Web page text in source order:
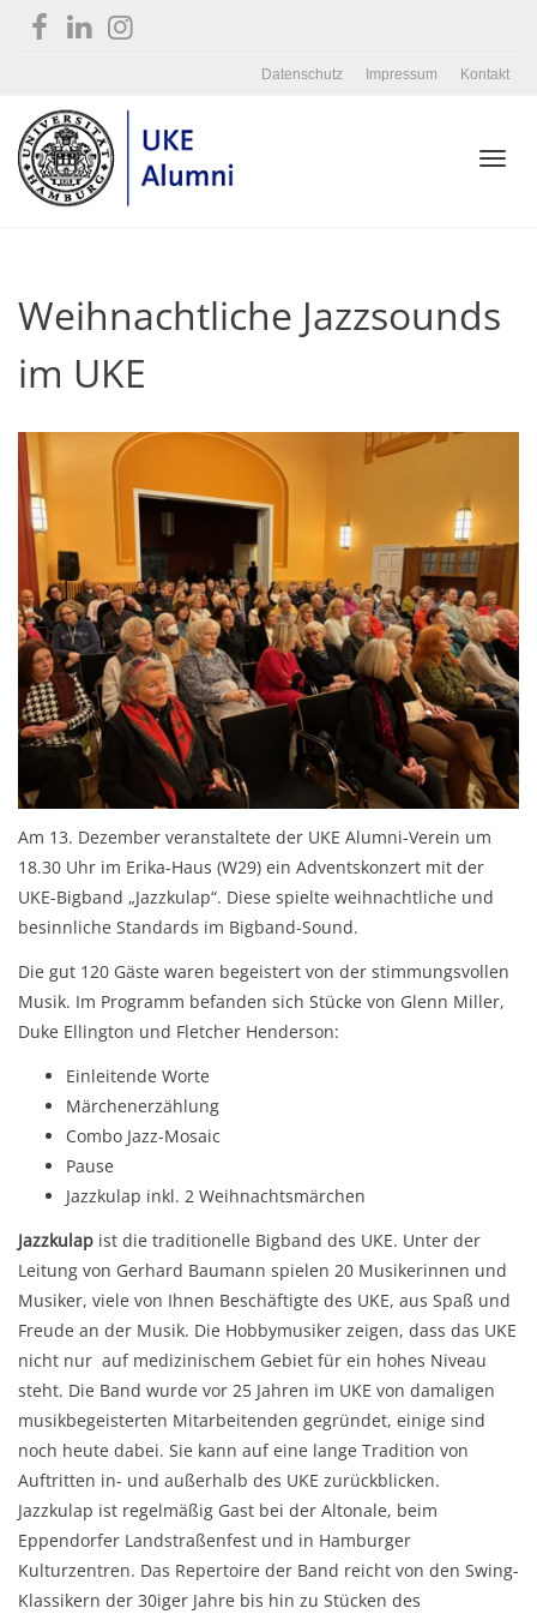
Datenschutz Impressum Kontakt
Weihnachtliche Jazzsounds
im UKE
Am 13. Dezember veranstaltete der UKE Alumni-Verein um
18.30 Uhr im Erika-Haus (W29) ein Adventskonzert mit der
UKE-Bigband „Jazzkulap“. Diese spielte weihnachtliche und
besinnliche Standards im Bigband-Sound.
Die gut 120 Gäste waren begeistert von der stimmungsvollen
Musik. Im Programm befanden sich Stücke von Glenn Miller,
Duke Ellington und Fletcher Henderson:
Einleitende Worte
Märchenerzählung
Combo Jazz-Mosaic
Pause
Jazzkulap inkl. 2 Weihnachtsmärchen
Jazzkulap ist die traditionelle Bigband des UKE. Unter der
Leitung von Gerhard Baumann spielen 20 Musikerinnen und
Musiker, viele von Ihnen Beschäftigte des UKE, aus Spaß und
Freude an der Musik. Die Hobbymusiker zeigen, dass das UKE
nicht nur auf medizinischem Gebiet für ein hohes Niveau
steht. Die Band wurde vor 25 Jahren im UKE von damaligen
musikbegeisterten Mitarbeitenden gegründet, einige sind
noch heute dabei. Sie kann auf eine lange Tradition von
Auftritten in- und außerhalb des UKE zurückblicken.
Jazzkulap ist regelmäßig Gast bei der Altonale, beim
Eppendorfer Landstraßenfest und in Hamburger
Kulturzentren. Das Repertoire der Band reicht von den Swing-
Klassikern der 30iger Jahre bis hin zu Stücken des